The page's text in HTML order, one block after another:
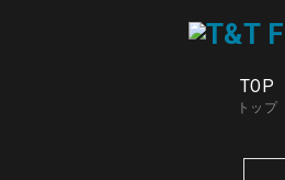
TOP
トップ